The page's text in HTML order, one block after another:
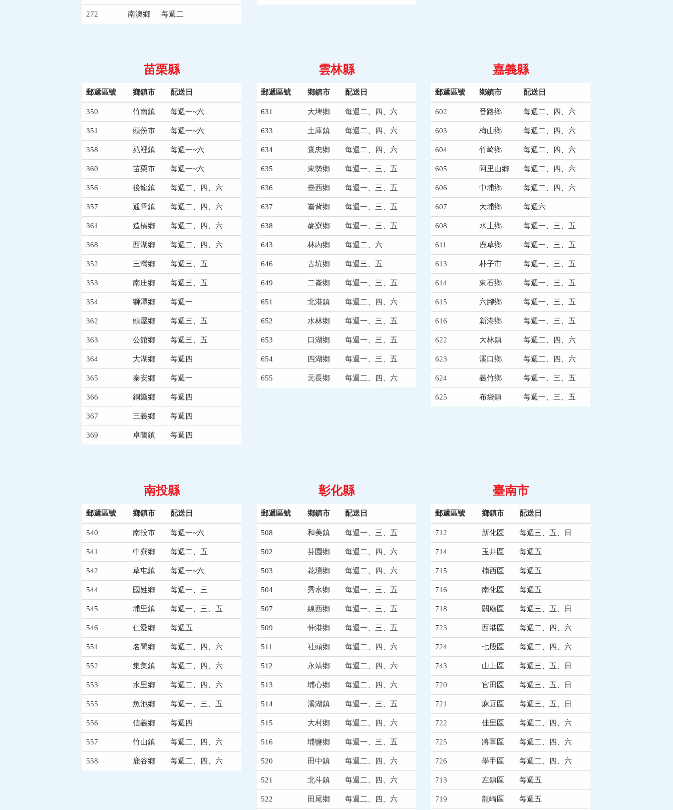
272 南澳鄉 每週二
苗栗縣
郵遞區號 鄉鎮市 配送日
350 竹南鎮 每週一~六
351 頭份市 每週一~六
358 苑裡鎮 每週一~六
360 苗栗市 每週一~六
356 後龍鎮 每週二、四、六
357 通霄鎮 每週二、四、六
361 造橋鄉 每週二、四、六
368 西湖鄉 每週二、四、六
352 三灣鄉 每週三、五
353 南庄鄉 每週三、五
354 獅潭鄉 每週一
362 頭屋鄉 每週三、五
363 公館鄉 每週三、五
364 大湖鄉 每週四
365 泰安鄉 每週一
366 銅鑼鄉 每週四
367 三義鄉 每週四
369 卓蘭鎮 每週四
雲林縣
郵遞區號 鄉鎮市 配送日
631 大埤鄉 每週二、四、六
633 土庫鎮 每週二、四、六
634 褒忠鄉 每週二、四、六
635 東勢鄉 每週一、三、五
636 臺西鄉 每週一、三、五
637 崙背鄉 每週一、三、五
638 麥寮鄉 每週一、三、五
643 林內鄉 每週二、六
646 古坑鄉 每週三、五
649 二崙鄉 每週一、三、五
651 北港鎮 每週二、四、六
652 水林鄉 每週一、三、五
653 口湖鄉 每週一、三、五
654 四湖鄉 每週一、三、五
655 元長鄉 每週二、四、六
嘉義縣
郵遞區號 鄉鎮市 配送日
602 番路鄉 每週二、四、六
603 梅山鄉 每週二、四、六
604 竹崎鄉 每週二、四、六
605 阿里山鄉 每週二、四、六
606 中埔鄉 每週二、四、六
607 大埔鄉 每週六
608 水上鄉 每週一、三、五
611 鹿草鄉 每週一、三、五
613 朴子市 每週一、三、五
614 東石鄉 每週一、三、五
615 六腳鄉 每週一、三、五
616 新港鄉 每週一、三、五
622 大林鎮 每週二、四、六
623 溪口鄉 每週二、四、六
624 義竹鄉 每週一、三、五
625 布袋鎮 每週一、三、五
南投縣
郵遞區號 鄉鎮市 配送日
540 南投市 每週一~六
541 中寮鄉 每週二、五
542 草屯鎮 每週一~六
544 國姓鄉 每週一、三
545 埔里鎮 每週一、三、五
546 仁愛鄉 每週五
551 名間鄉 每週二、四、六
552 集集鎮 每週二、四、六
553 水里鄉 每週二、四、六
555 魚池鄉 每週一、三、五
556 信義鄉 每週四
557 竹山鎮 每週二、四、六
558 鹿谷鄉 每週二、四、六
彰化縣
郵遞區號 鄉鎮市 配送日
508 和美鎮 每週一、三、五
502 芬園鄉 每週二、四、六
503 花壇鄉 每週二、四、六
504 秀水鄉 每週一、三、五
507 線西鄉 每週一、三、五
509 伸港鄉 每週一、三、五
511 社頭鄉 每週二、四、六
512 永靖鄉 每週二、四、六
513 埔心鄉 每週二、四、六
514 溪湖鎮 每週一、三、五
515 大村鄉 每週二、四、六
516 埔鹽鄉 每週一、三、五
520 田中鎮 每週二、四、六
521 北斗鎮 每週二、四、六
522 田尾鄉 每週二、四、六
臺南市
郵遞區號 鄉鎮市 配送日
712 新化區 每週三、五、日
714 玉井區 每週五
715 楠西區 每週五
716 南化區 每週五
718 關廟區 每週三、五、日
723 西港區 每週二、四、六
724 七股區 每週二、四、六
743 山上區 每週三、五、日
720 官田區 每週三、五、日
721 麻豆區 每週三、五、日
722 佳里區 每週二、四、六
725 將軍區 每週二、四、六
726 學甲區 每週二、四、六
713 左鎮區 每週五
719 龍崎區 每週五